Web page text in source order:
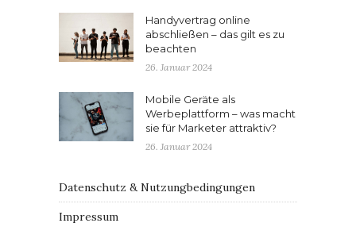
Handyvertrag online
abschließen – das gilt es zu
beachten
26. Januar 2024
Mobile Geräte als
Werbeplattform – was macht
sie für Marketer attraktiv?
26. Januar 2024
Datenschutz & Nutzungbedingungen
Impressum